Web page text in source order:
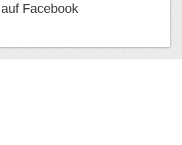
Facebook